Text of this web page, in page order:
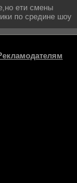
ети смены
по средине шоу